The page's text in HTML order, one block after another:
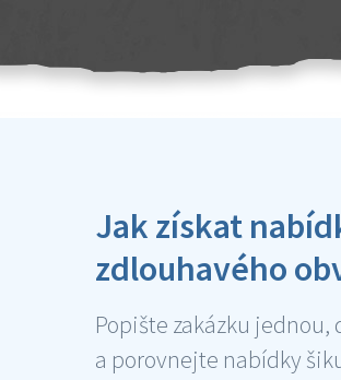
Jak získat
zdlouhavého
Popište zakázku
a porovnejte nabídky